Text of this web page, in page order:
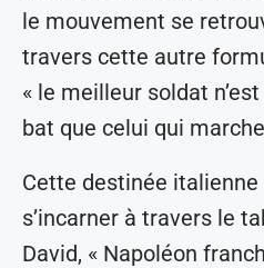
le mouvement se
travers cette autre
« le meilleur soldat
bat que celui qui
Cette destinée
s’incarner à travers le
David, « Napoléon